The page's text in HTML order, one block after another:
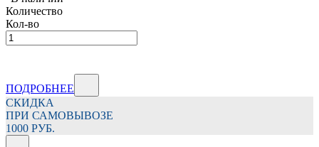
Количество
Кол-во
ПОДРОБНЕЕ
СКИДКА
ПРИ САМОВЫВОЗЕ
1000 РУБ.